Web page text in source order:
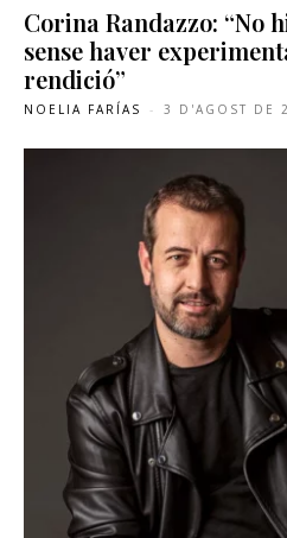
Corina Randazzo: “No
sense haver
rendició”
NOELIA FARÍAS - 3 D'AGOST DE